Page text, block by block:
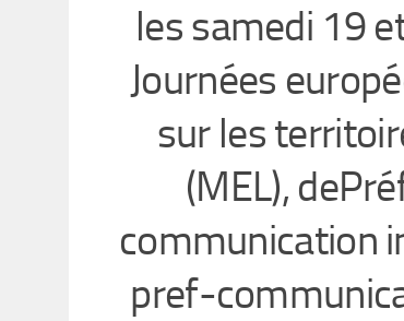
les samedi 19
Journées
sur les
(MEL),
communication
pref-